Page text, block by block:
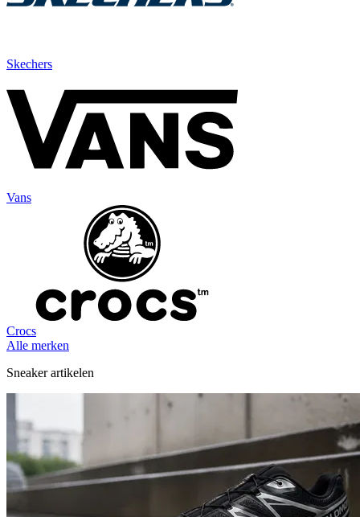
Skechers
Vans
Crocs
Alle merken
Sneaker artikelen